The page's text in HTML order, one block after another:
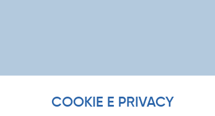
COOKIE E PRIVACY